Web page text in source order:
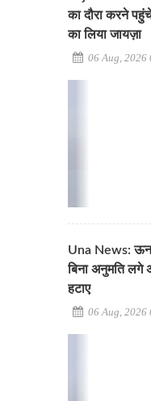
का दौरा करने
का लिया जायज़ा
06 Aug, 2026
Una News: ऊना
बिना अनुमति लगे
हटाए
06 Aug, 2026